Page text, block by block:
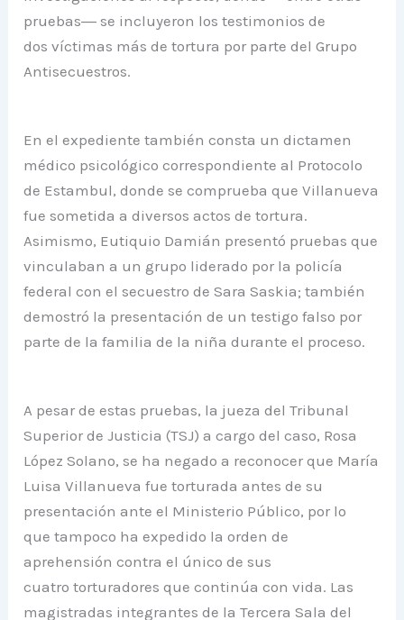
pruebas― se incluyeron los testimonios de
dos víctimas más de tortura por parte del Grupo
Antisecuestros.
En el expediente también consta un dictamen
médico psicológico correspondiente al Protocolo
de Estambul, donde se comprueba que Villanueva
fue sometida a diversos actos de tortura.
Asimismo, Eutiquio Damián presentó pruebas que
vinculaban a un grupo liderado por la policía
federal con el secuestro de Sara Saskia; también
demostró la presentación de un testigo falso por
parte de la familia de la niña durante el proceso.
A pesar de estas pruebas, la jueza del Tribunal
Superior de Justicia (TSJ) a cargo del caso, Rosa
López Solano, se ha negado a reconocer que María
Luisa Villanueva fue torturada antes de su
presentación ante el Ministerio Público, por lo
que tampoco ha expedido la orden de
aprehensión contra el único de sus
cuatro torturadores que continúa con vida. Las
magistradas integrantes de la Tercera Sala del